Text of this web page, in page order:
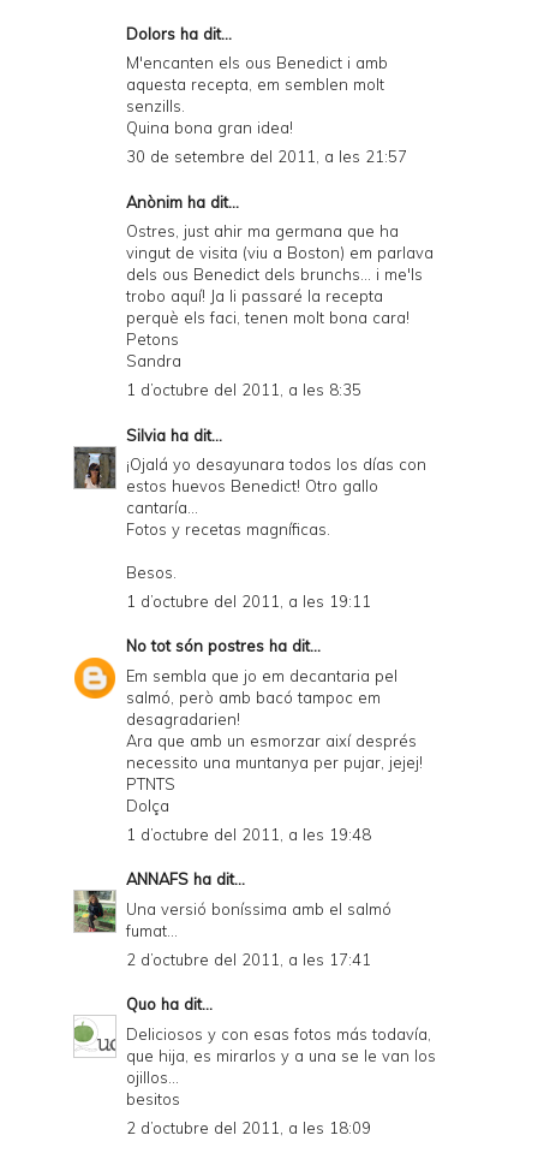
Dolors ha dit...
M'encanten els ous Benedict i amb
aquesta recepta, em semblen molt
senzills.
Quina bona gran idea!
30 de setembre del 2011, a les 21:57
Anònim ha dit...
Ostres, just ahir ma germana que ha
vingut de visita (viu a Boston) em parlava
dels ous Benedict dels brunchs... i me'ls
trobo aquí! Ja li passaré la recepta
perquè els faci, tenen molt bona cara!
Petons
Sandra
1 d’octubre del 2011, a les 8:35
Silvia ha dit...
¡Ojalá yo desayunara todos los días con
estos huevos Benedict! Otro gallo
cantaría...
Fotos y recetas magníficas.
Besos.
1 d’octubre del 2011, a les 19:11
No tot són postres ha dit...
Em sembla que jo em decantaria pel
salmó, però amb bacó tampoc em
desagradarien!
Ara que amb un esmorzar així després
necessito una muntanya per pujar, jejej!
PTNTS
Dolça
1 d’octubre del 2011, a les 19:48
ANNAFS ha dit...
Una versió boníssima amb el salmó
fumat...
2 d’octubre del 2011, a les 17:41
Quo ha dit...
Deliciosos y con esas fotos más todavía,
que hija, es mirarlos y a una se le van los
ojillos...
besitos
2 d’octubre del 2011, a les 18:09